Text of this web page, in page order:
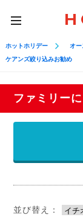
toggle
navigation
ホットホリデー オー
ケアンズ絞り込みお勧め
ファミリー
並び替え：